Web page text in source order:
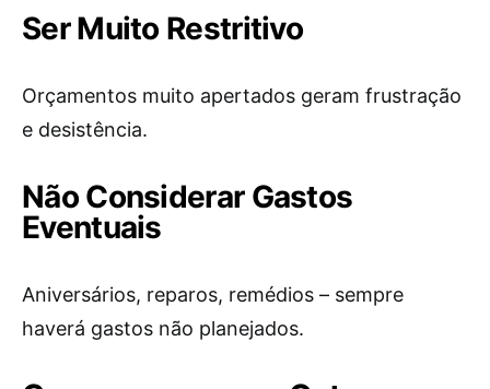
Ser Muito Restritivo
Orçamentos muito apertados geram frustração
e desistência.
Não Considerar Gastos
Eventuais
Aniversários, reparos, remédios – sempre
haverá gastos não planejados.